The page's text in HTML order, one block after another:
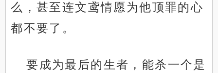
么，甚至连文鸢情愿为他顶罪的心
都不要了。
要成为最后的生者，能杀一个是